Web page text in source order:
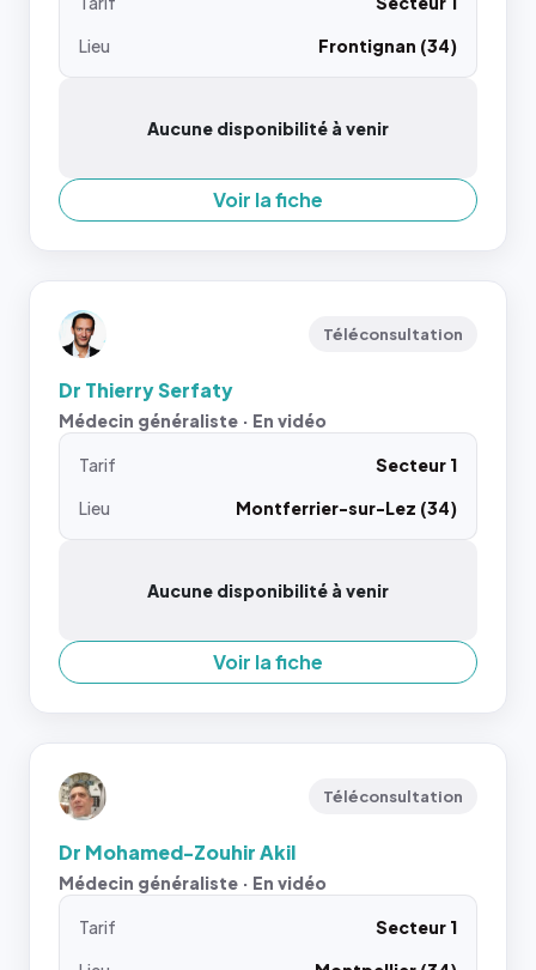
Lieu
Frontignan (34)
Aucune disponibilité à venir
Voir la fiche
Téléconsultation
Dr Thierry Serfaty
Médecin généraliste · En vidéo
Tarif
Secteur 1
Lieu
Montferrier-sur-Lez (34)
Aucune disponibilité à venir
Voir la fiche
Téléconsultation
Dr Mohamed-Zouhir Akil
Médecin généraliste · En vidéo
Tarif
Secteur 1